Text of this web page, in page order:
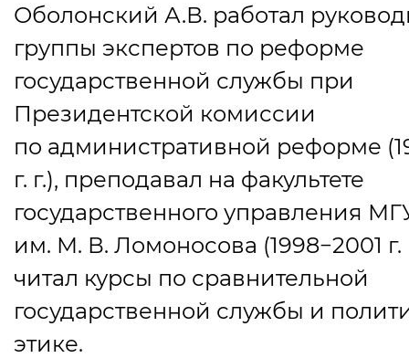
Оболонский А.В. работал
группы экспертов по реформе
государственной службы при
Президентской комиссии
по административной реформе (
г. г.), преподавал на факультете
государственного управления
им. М. В. Ломоносова (1998−2001 г.
читал курсы по сравнительной
государственной службы и
этике.